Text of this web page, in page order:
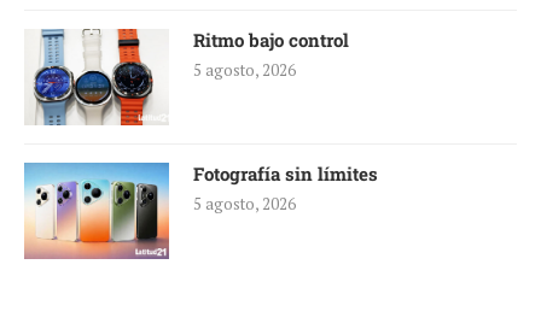
Ritmo bajo control
5 agosto, 2026
Fotografía sin límites
5 agosto, 2026